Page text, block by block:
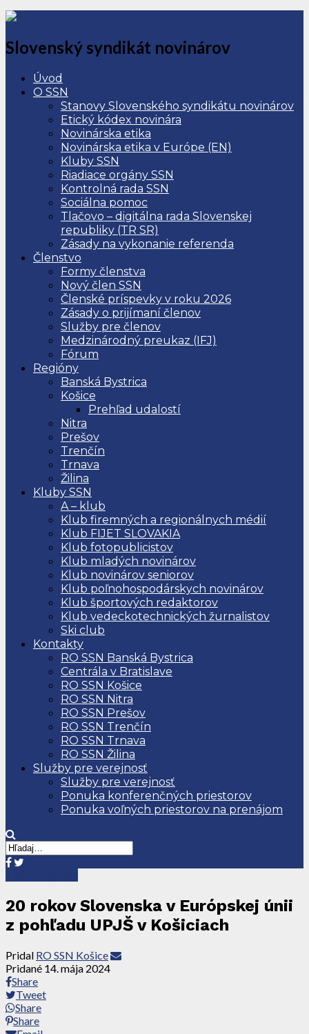
Slovenský syndikát novinárov
Úvod
O SSN
Stanovy Slovenského syndikátu novinárov
Etický kódex novinára
Novinárska etika
Novinárska etika v Európe (EN)
Kluby SSN
Riadiace orgány SSN
Kontrolná rada SSN
Sociálna pomoc
Tlačovo – digitálna rada Slovenskej
republiky (TR SR)
Zásady na vykonanie referenda
Členstvo
Formy členstva
Nový člen SSN
Členské príspevky v roku 2026
Zásady o prijímaní členov
Služby pre členov
Medzinárodný preukaz (IFJ)
Fórum
Regióny
Banská Bystrica
Košice
Prehľad udalostí
Nitra
Prešov
Trenčín
Trnava
Žilina
Kluby SSN
A – klub
Klub firemných a regionálnych médií
Klub FIJET SLOVAKIA
Klub fotopublicistov
Klub mladých novinárov
Klub novinárov seniorov
Klub poľnohospodárskych novinárov
Klub športových redaktorov
Klub vedeckotechnických žurnalistov
Ski club
Kontakty
RO SSN Banská Bystrica
Centrála v Bratislave
RO SSN Košice
RO SSN Nitra
RO SSN Prešov
RO SSN Trenčín
RO SSN Trnava
RO SSN Žilina
Služby pre verejnosť
Služby pre verejnosť
Ponuka konferenčných priestorov
Ponuka voľných priestorov na prenájom
20 rokov Slovenska v Európskej únii
z pohľadu UPJŠ v Košiciach
Pridal RO SSN Košice
Pridané 14. mája 2024
Share
Tweet
Share
Share